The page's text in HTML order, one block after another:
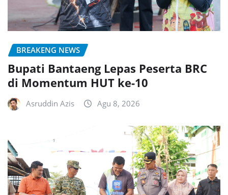
BREAKENG NEWS
Bupati Bantaeng Lepas Peserta BRC
di Momentum HUT ke-10
Asruddin Azis Agu 8, 2026